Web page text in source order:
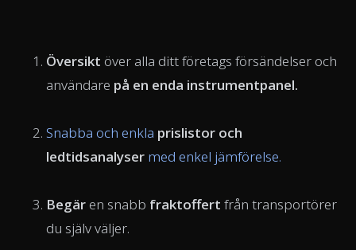
Översikt över alla ditt företags försändelser och
användare på en enda instrumentpanel.
Snabba och enkla prislistor och
ledtidsanalyser med enkel jämförelse.
Begär en snabb fraktoffert från transportörer
du själv väljer.